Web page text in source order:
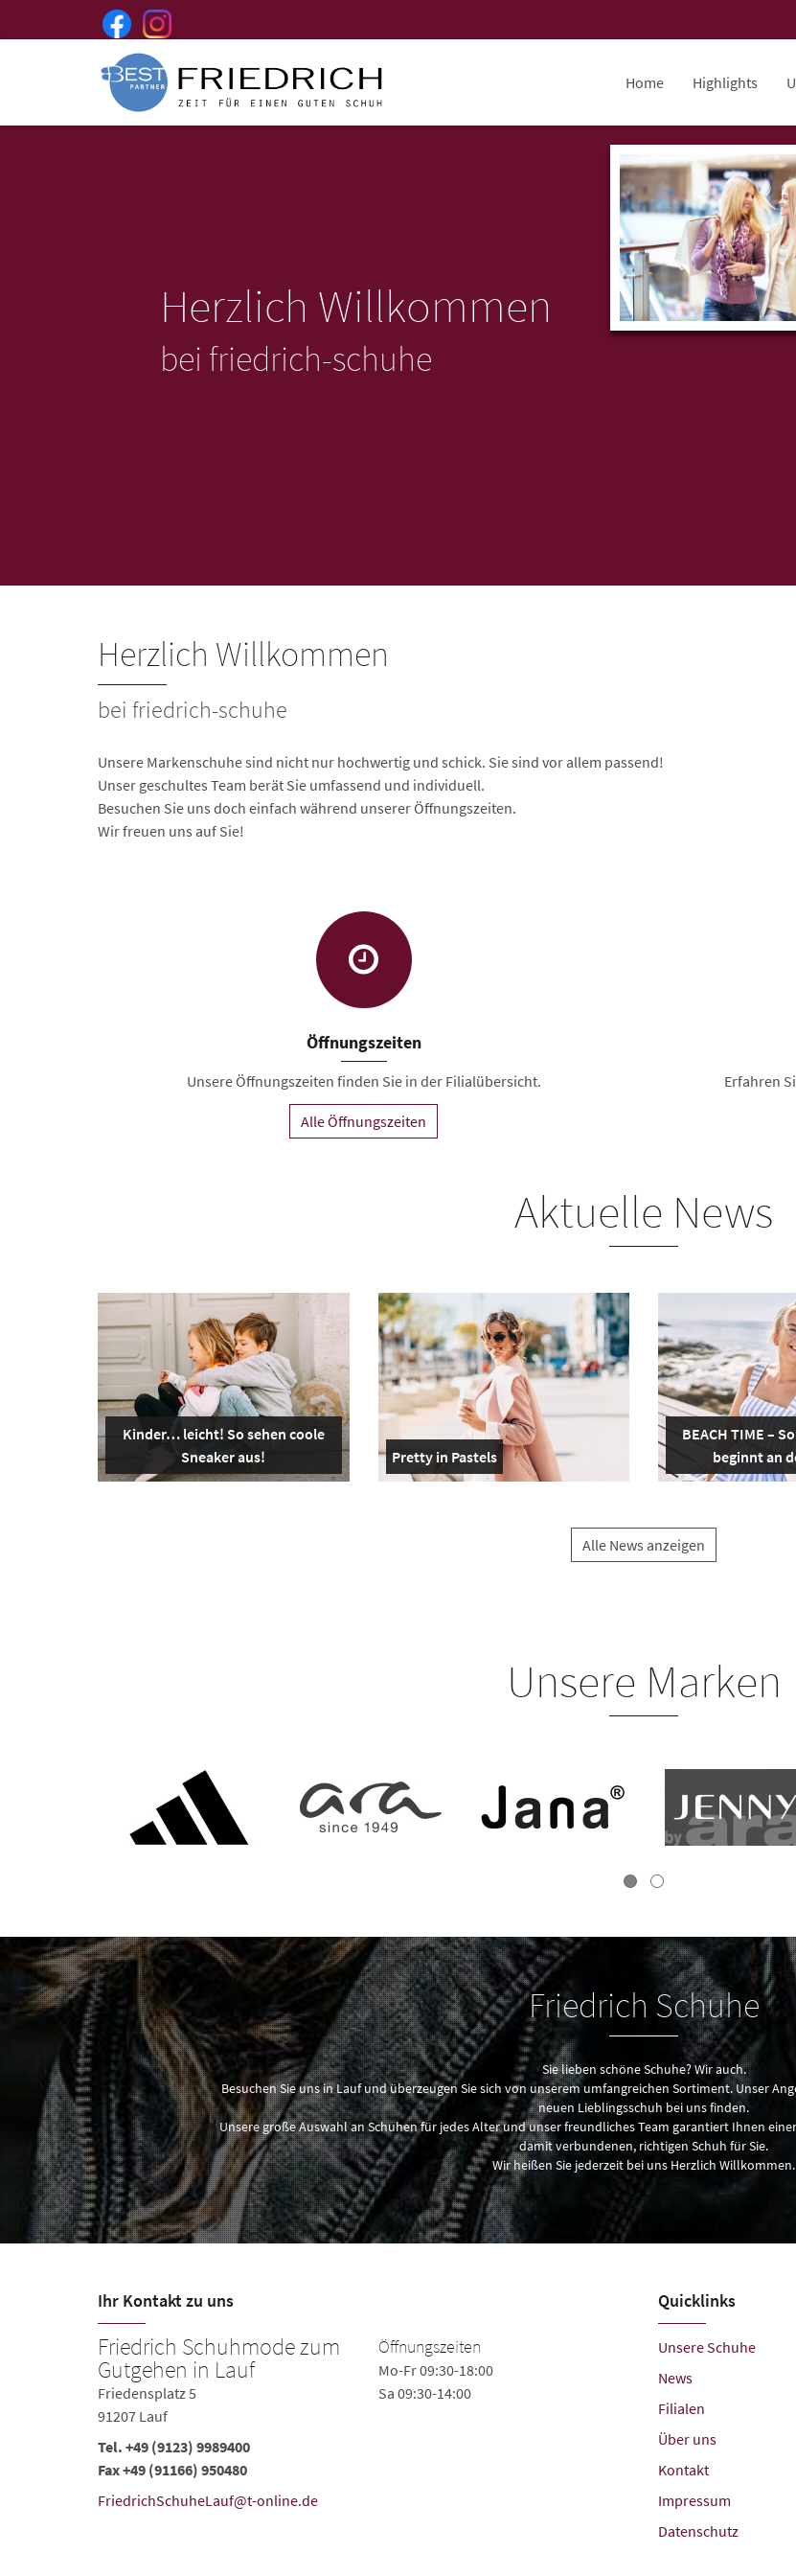
Home Highlights
Herzlich Willkommen
bei friedrich-schuhe
Herzlich Willkommen
bei friedrich-schuhe
Unsere Markenschuhe sind nicht nur hochwertig und schick. Sie sind vor allem passend!
Unser geschultes Team berät Sie umfassend und individuell.
Besuchen Sie uns doch einfach während unserer Öffnungszeiten.
Wir freuen uns auf Sie!
Öffnungszeiten
Unsere Öffnungszeiten finden Sie in der Filialübersicht.
Alle Öffnungszeiten
Erfahren
Aktuelle News
Kinder… leicht! So sehen coole
Sneaker aus!
Pretty in Pastels
BEACH TIME –
beginnt an
Alle News anzeigen
Unsere Marken
Friedrich Schuhe
Sie lieben schöne Schuhe? Wir auch.
Besuchen Sie uns in Lauf und überzeugen Sie sich von unserem umfangreichen Sortiment. Unser
neuen Lieblingsschuh bei uns finden.
Unsere große Auswahl an Schuhen für jedes Alter und unser freundliches Team garantiert Ihnen
damit verbundenen, richtigen Schuh für Sie.
Wir heißen Sie jederzeit bei uns Herzlich Willkommen.
Ihr Kontakt zu uns
Friedrich Schuhmode zum
Gutgehen in Lauf
Friedensplatz 5
91207 Lauf
Tel. +49 (9123) 9989400
Fax +49 (91166) 950480
FriedrichSchuheLauf@t-online.de
Öffnungszeiten
Mo-Fr 09:30-18:00
Sa 09:30-14:00
Schuh Pickelmann
Äußere Laufer Gasse 4
Quicklinks
Unsere Schuhe
News
Filialen
Über uns
Kontakt
Impressum
Datenschutz